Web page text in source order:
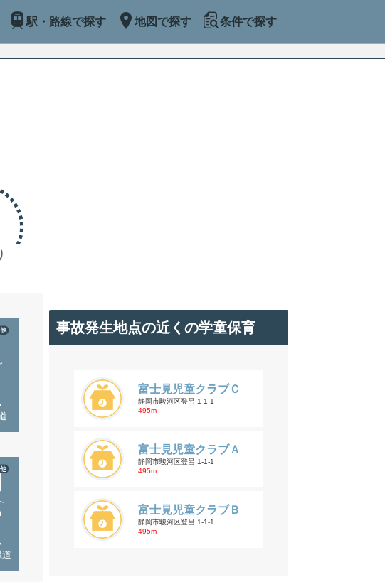
駅・路線で探す 地図で探す 条件で探す
他
他
事故発生地点の近くの学童保育
富士見児童クラブＣ
静岡市駿河区登呂 1-1-1
495m
富士見児童クラブＡ
静岡市駿河区登呂 1-1-1
495m
富士見児童クラブＢ
静岡市駿河区登呂 1-1-1
495m